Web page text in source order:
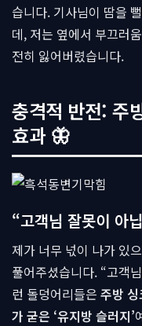
습니다. 기사님이 땀을
데, 저는 옆에서 부끄러
전히 잃어버렸습니다.
충격적 반전: 주
효과 🦋
“고객님 잘못이 아
제가 너무 넋이 나가 있
풀어주셨습니다. “고객
런 돌덩어리들은 주방
가 굳은 ‘유지방 슬러지’